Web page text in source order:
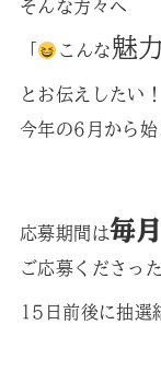
そんな方々へ
こんな魅
とお伝えしたい
今年の6月から始
応募期間は毎
ご応募くださっ
15日前後に抽選